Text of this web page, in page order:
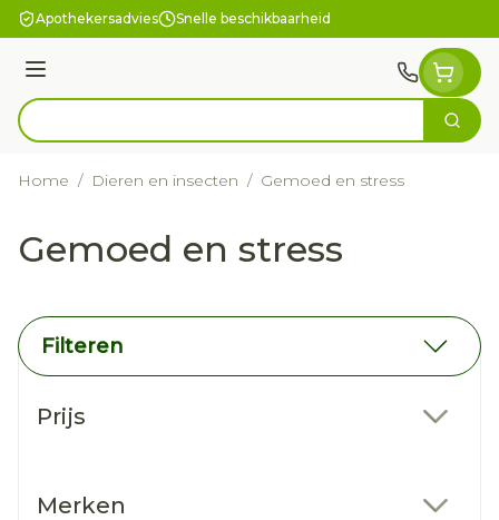
Ga naar de inhoud
Apothekersadvies Snelle beschikbaarheid
Menu
Product, merk, categorie... Zoek
Home / Dieren en insecten / Gemoed en stress
Gemoed en stress
Filteren
Prijs
Merken